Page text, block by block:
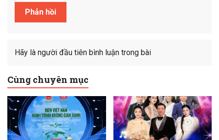
Hãy là người đầu tiên bình luận trong bài
Cùng chuyên mục